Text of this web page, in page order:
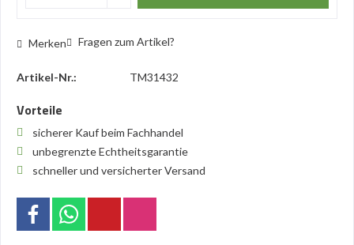
Merken Fragen zum Artikel?
Artikel-Nr.: TM31432
Vorteile
sicherer Kauf beim Fachhandel
unbegrenzte Echtheitsgarantie
schneller und versicherter Versand